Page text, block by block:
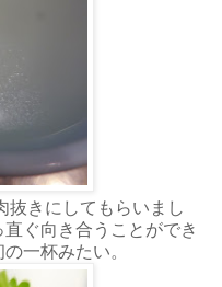
抜きにしてもらいまし
ぐ向き合うことができ
一杯みたい。